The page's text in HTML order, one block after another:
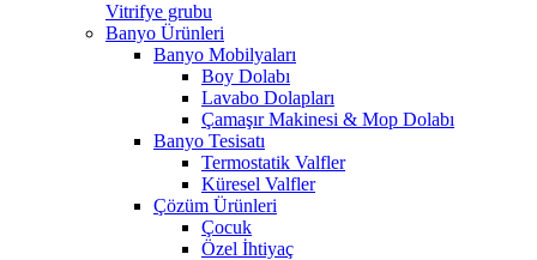
Vitrifye grubu
Banyo Ürünleri
Banyo Mobilyaları
Boy Dolabı
Lavabo Dolapları
Çamaşır Makinesi & Mop Dolabı
Banyo Tesisatı
Termostatik Valfler
Küresel Valfler
Çözüm Ürünleri
Çocuk
Özel İhtiyaç